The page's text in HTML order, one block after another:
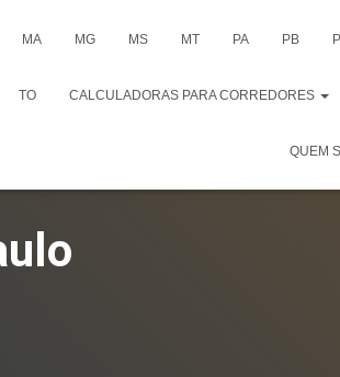
MA MG MS MT PA PB
TO CALCULADORAS PARA CORREDORES
QUEM